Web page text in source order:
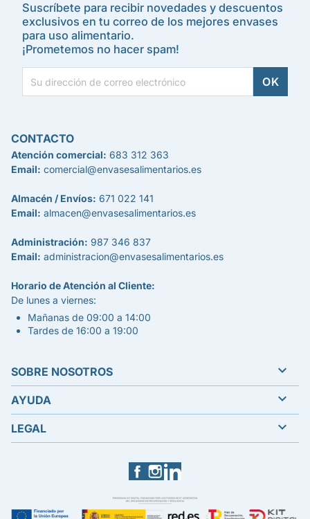
Suscríbete para recibir novedades y descuentos
exclusivos en tu correo de los mejores envases
para uso alimentario.
¡Prometemos no hacer spam!
Facebook
CONTACTO
Atención comercial: 683 312 363
Email: comercial@envasesalimentarios.es
Almacén / Envíos: 671 022 141
Email: almacen@envasesalimentarios.es
Administración: 987 346 837
Email: administracion@envasesalimentarios.es
Horario de Atención al Cliente:
De lunes a viernes:
Mañanas de 09:00 a 14:00
Tardes de 16:00 a 19:00
SOBRE NOSOTROS 
AYUDA 
LEGAL 